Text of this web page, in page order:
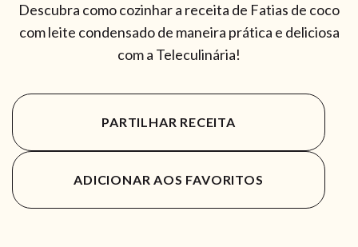
Descubra como cozinhar a receita de Fatias de coco
com leite condensado de maneira prática e deliciosa
com a Teleculinária!
PARTILHAR RECEITA
ADICIONAR AOS FAVORITOS